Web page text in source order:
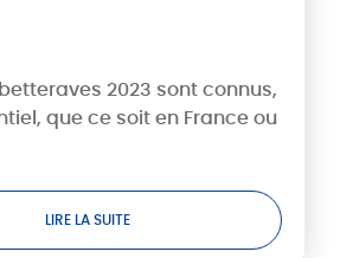
betteraves 2023 sont connus,
que ce soit en France ou
LIRE LA SUITE